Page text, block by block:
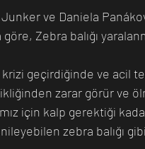
ve Daniela
göre, Zebra balığı
geçirdiğinde ve acil
zarar görür ve
için kalp gerektiği
zebra balığı